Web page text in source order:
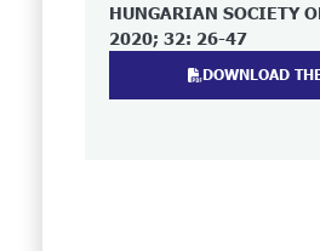
HUNGARIAN SOCIETY
2020; 32: 26-47
DOWNLOAD